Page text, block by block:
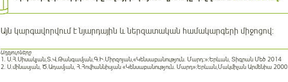
Այն կարգավորվում է նյարդային և ներզատական համակարգերի միջոցով:
Աղբյուրները
1. Ս.Հ.Սիսակյան,Տ.Վ.Թանգամյան,Գ.Ի.Միրզոյան,«Կենսաբանություն. Մարդ:»:Երևան, Տիգրան Մեծ 2014
2. Ս.մինասյան, Ծ.Ադամյան, Հ.Հովհաննիսյան «Կենսաբանություն. Մարդ»:Երևան,Մակմիլան Արմենիա 2000